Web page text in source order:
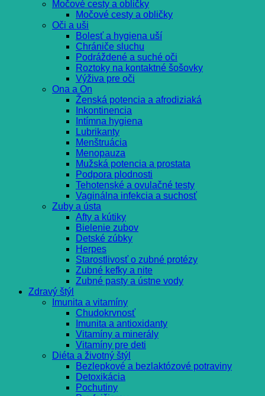
Močové cesty a obličky
Močové cesty a obličky
Oči a uši
Bolesť a hygiena uší
Chrániče sluchu
Podráždené a suché oči
Roztoky na kontaktné šošovky
Výživa pre oči
Ona a On
Ženská potencia a afrodiziaká
Inkontinencia
Intímna hygiena
Lubrikanty
Menštruácia
Menopauza
Mužská potencia a prostata
Podpora plodnosti
Tehotenské a ovulačné testy
Vaginálna infekcia a suchosť
Zuby a ústa
Afty a kútiky
Bielenie zubov
Detské zúbky
Herpes
Starostlivosť o zubné protézy
Zubné kefky a nite
Zubné pasty a ústne vody
Zdravý štýl
Imunita a vitamíny
Chudokrvnosť
Imunita a antioxidanty
Vitamíny a minerály
Vitamíny pre deti
Diéta a životný štýl
Bezlepkové a bezlaktózové potraviny
Detoxikácia
Pochutiny